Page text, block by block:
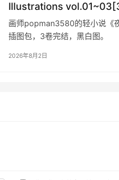
Illustrations
画师popman3580的轻小说《
插图包，3卷完结，黑白图。
2026年8月2日